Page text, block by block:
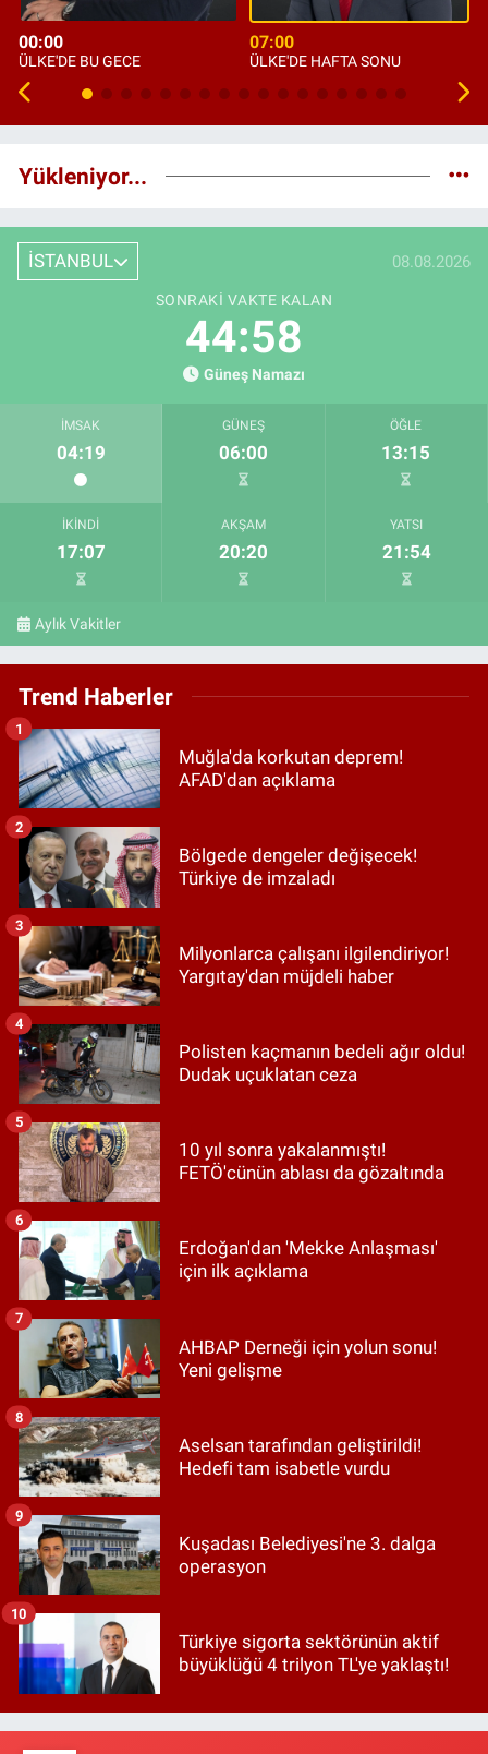
00:00
ÜLKE'DE BU GECE
07:00
ÜLKE'DE HAFTA SONU
Yükleniyor...
İSTANBUL 08.08.2026
SONRAKI VAKTE KALAN
44:57
Güneş Namazı
İMSAK
04:19
GÜNEŞ
06:00
ÖĞLE
13:15
İKINDI
17:07
AKŞAM
20:20
YATSI
21:54
Aylık Vakitler
Trend Haberler
Muğla'da korkutan deprem!
AFAD'dan açıklama
1
Bölgede dengeler değişecek!
Türkiye de imzaladı
2
Milyonlarca çalışanı ilgilendiriyor!
Yargıtay'dan müjdeli haber
3
Polisten kaçmanın bedeli ağır oldu!
Dudak uçuklatan ceza
4
10 yıl sonra yakalanmıştı!
FETÖ'cünün ablası da gözaltında
5
Erdoğan'dan 'Mekke Anlaşması'
için ilk açıklama
6
AHBAP Derneği için yolun sonu!
Yeni gelişme
7
Aselsan tarafından geliştirildi!
Hedefi tam isabetle vurdu
8
Kuşadası Belediyesi'ne 3. dalga
operasyon
9
Türkiye sigorta sektörünün aktif
büyüklüğü 4 trilyon TL'ye yaklaştı!
10